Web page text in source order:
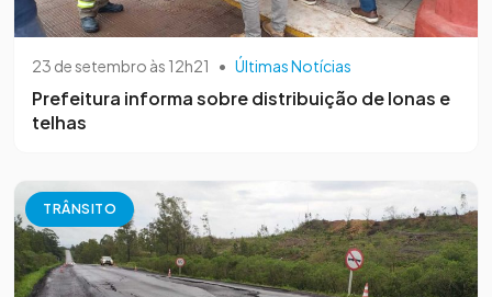
23 de setembro às 12h21 • Últimas Notícias
Prefeitura informa sobre distribuição de lonas e
telhas
TRÂNSITO